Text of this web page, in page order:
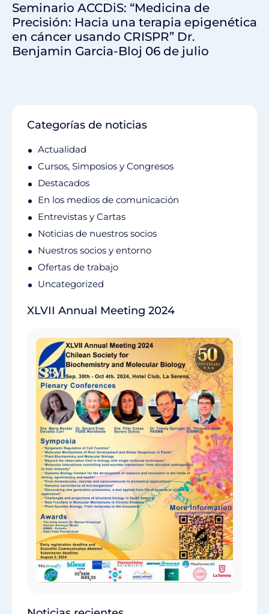
Seminario ACCDiS: “Medicina de
Precisión: Hacia una terapia epigenética
en cáncer usando CRISPR” Dr.
Benjamin Garcia-Bloj 06 de julio
Categorías de noticias
Actualidad
Cursos, Simposios y Congresos
Destacados
En los medios de comunicación
Entrevistas y Cartas
Noticias de nuestros socios
Nuestros socios y entorno
Ofertas de trabajo
Uncategorized
XLVII Annual Meeting 2024